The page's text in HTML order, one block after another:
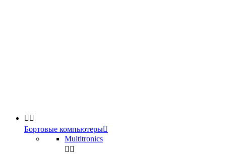
 
Бортовые компьютеры
Multitronics
 